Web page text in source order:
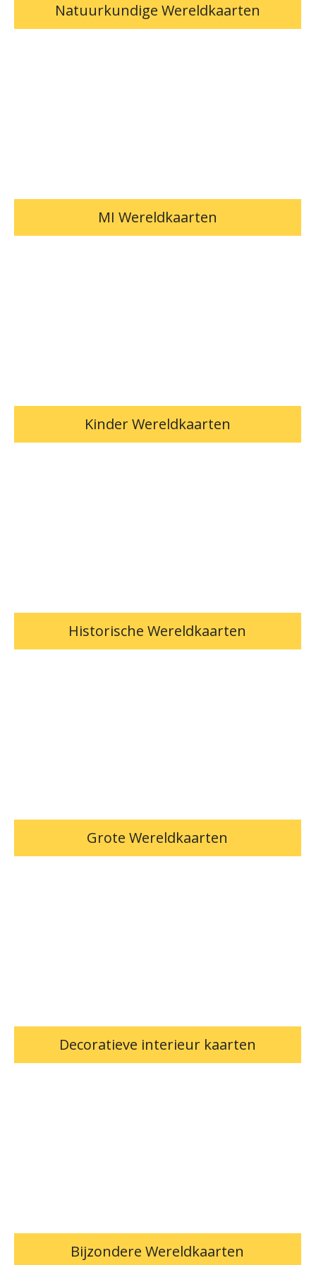
Natuurkundige Wereldkaarten
MI Wereldkaarten
Kinder Wereldkaarten
Historische Wereldkaarten
Grote Wereldkaarten
Decoratieve interieur kaarten
Bijzondere Wereldkaarten